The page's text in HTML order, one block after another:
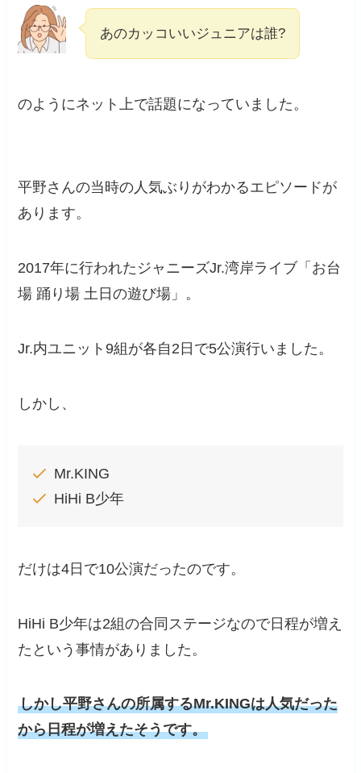
あのカッコいいジュニアは誰?
のようにネット上で話題になっていました。
平野さんの当時の人気ぶりがわかるエピソードが
あります。
2017年に行われたジャニーズJr.湾岸ライブ「お台
場 踊り場 土日の遊び場」。
Jr.内ユニット9組が各自2日で5公演行いました。
しかし、
Mr.KING
HiHi B少年
だけは4日で10公演だったのです。
HiHi B少年は2組の合同ステージなので日程が増え
たという事情がありました。
しかし平野さんの所属するMr.KINGは人気だった
から日程が増えたそうです。